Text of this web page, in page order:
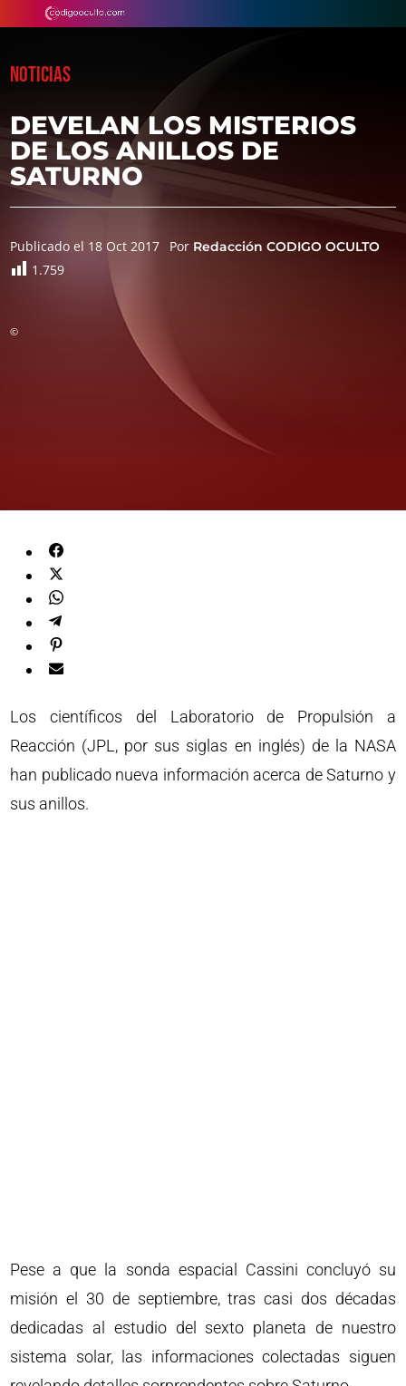
NOTICIAS
DEVELAN LOS MISTERIOS
DE LOS ANILLOS DE
SATURNO
Publicado el 18 Oct 2017 Por Redacción CODIGO OCULTO
1.759
©
Los científicos del Laboratorio de Propulsión a
Reacción (JPL, por sus siglas en inglés) de la NASA
han publicado nueva información acerca de Saturno y
sus anillos.
Pese a que la sonda espacial Cassini concluyó su
misión el 30 de septiembre, tras casi dos décadas
dedicadas al estudio del sexto planeta de nuestro
sistema solar, las informaciones colectadas siguen